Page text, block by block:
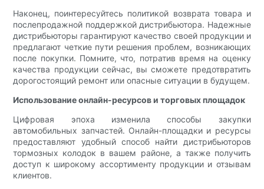
Наконец, поинтересуйтесь политикой возврата товара и
послепродажной поддержкой дистрибьютора. Надежные
дистрибьюторы гарантируют качество своей продукции и
предлагают четкие пути решения проблем, возникающих
после покупки. Помните, что, потратив время на оценку
качества продукции сейчас, вы сможете предотвратить
дорогостоящий ремонт или опасные ситуации в будущем.
Использование онлайн-ресурсов и торговых площадок
Цифровая эпоха изменила способы закупки
автомобильных запчастей. Онлайн-площадки и ресурсы
предоставляют удобный способ найти дистрибьюторов
тормозных колодок в вашем районе, а также получить
доступ к широкому ассортименту продукции и отзывам
клиентов.